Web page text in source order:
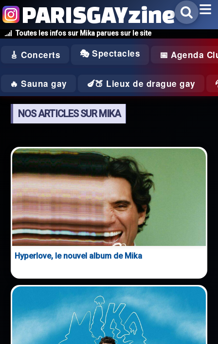
Toutes les infos sur Mika parues sur le site
PARISGAYzine
🎸 Concerts 🎭 Spectacles 📅 Agenda
🔥 Sauna gay 🍆🍑 Lieux de drague gay
NOS ARTICLES SUR MIKA
Hyperlove, le nouvel album de Mika